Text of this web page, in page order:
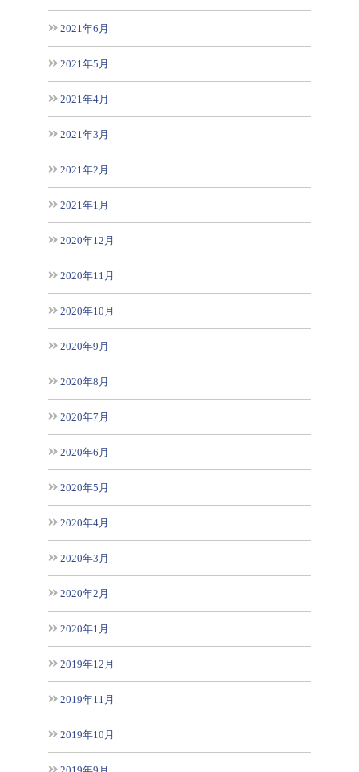
2021年6月
2021年5月
2021年4月
2021年3月
2021年2月
2021年1月
2020年12月
2020年11月
2020年10月
2020年9月
2020年8月
2020年7月
2020年6月
2020年5月
2020年4月
2020年3月
2020年2月
2020年1月
2019年12月
2019年11月
2019年10月